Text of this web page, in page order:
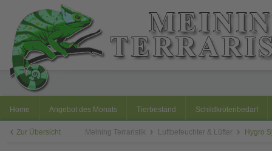
Home Angebot des Monats Tierbestand Schildkrötenbedarf
Zur Übersicht Meining Terraristik Luftbefeuchter & Lüfter Hygro